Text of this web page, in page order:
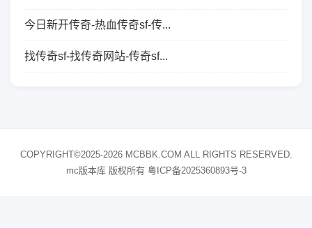
今日新开传奇-热血传奇sf-传...
找传奇sf-找传奇网站-传奇sf...
COPYRIGHT©2025-2026 MCBBK.COM ALL RIGHTS RESERVED.
mc版本库 版权所有 粤ICP备2025360893号-3